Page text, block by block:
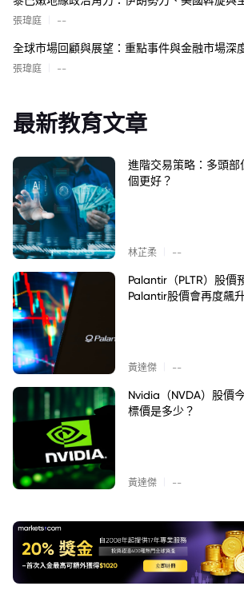
張瑋庭 --
全球市場回顧與展望：重點事件與金融市場深
張瑋庭 --
最新教育文章
進階交易策略：多頭部
個更好？
林芷柔 --
Palantir（PLTR）股價
Palantir股價會再度飆
黃達傑 --
Nvidia（NVDA）股價
標價是多少？
黃達傑 --